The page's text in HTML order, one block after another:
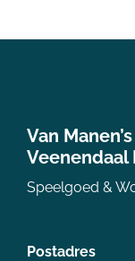
Van
Veenendaal
Speelgoed &
Postadres